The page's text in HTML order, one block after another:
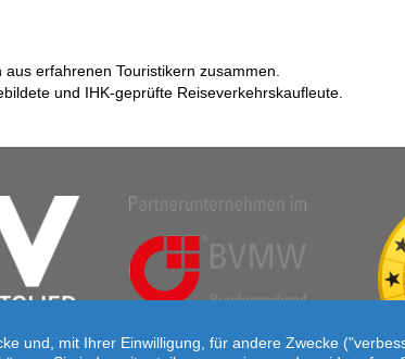
erfahrenen Touristikern zusammen.
und IHK-geprüfte Reiseverkehrskaufleute.
und, mit Ihrer Einwilligung, für andere Zwecke